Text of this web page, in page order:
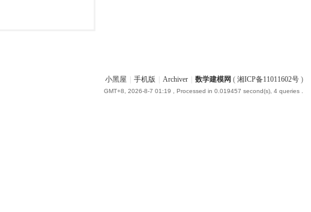
小黑屋 手机版 Archiver 数学建模网 ( 湘ICP备11011602号)
GMT+8, 2026-8-7 01:19 , Processed in 0.019457 second(s), 4 queries .